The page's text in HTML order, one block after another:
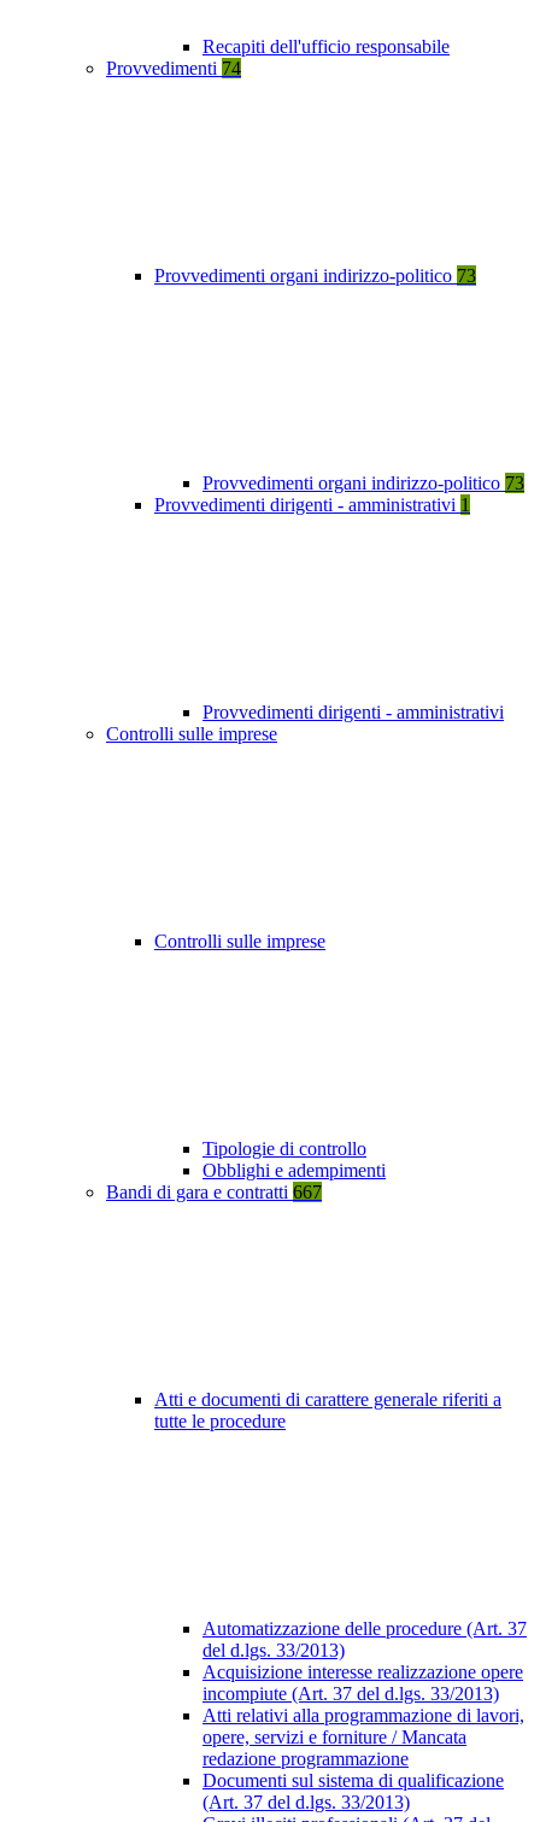
Recapiti dell'ufficio responsabile
Provvedimenti 74
Provvedimenti organi indirizzo-politico 73
Provvedimenti organi indirizzo-politico 73
Provvedimenti dirigenti - amministrativi 1
Provvedimenti dirigenti - amministrativi
Controlli sulle imprese
Controlli sulle imprese
Tipologie di controllo
Obblighi e adempimenti
Bandi di gara e contratti 667
Atti e documenti di carattere generale riferiti a
tutte le procedure
Automatizzazione delle procedure (Art. 37
del d.lgs. 33/2013)
Acquisizione interesse realizzazione opere
incompiute (Art. 37 del d.lgs. 33/2013)
Atti relativi alla programmazione di lavori,
opere, servizi e forniture / Mancata
redazione programmazione
Documenti sul sistema di qualificazione
(Art. 37 del d.lgs. 33/2013)